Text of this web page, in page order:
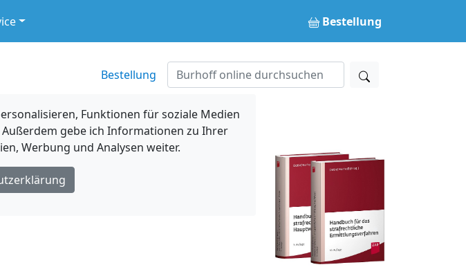
Bestellung
Bestellung
Funktionen für soziale Medien
gebe ich Informationen zu Ihrer
Werbung und Analysen weiter.